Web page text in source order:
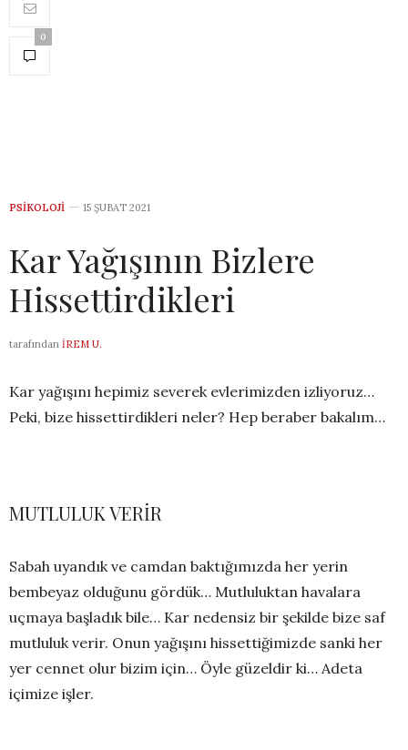
0
PSIKOLOJI 15 ŞUBAT 2021
Kar Yağışının Bizlere
Hissettirdikleri
tarafından İREM U.
Kar yağışını hepimiz severek evlerimizden izliyoruz…
Peki, bize hissettirdikleri neler? Hep beraber bakalım…
MUTLULUK VERİR
Sabah uyandık ve camdan baktığımızda her yerin
bembeyaz olduğunu gördük… Mutluluktan havalara
uçmaya başladık bile… Kar nedensiz bir şekilde bize saf
mutluluk verir. Onun yağışını hissettiğimizde sanki her
yer cennet olur bizim için… Öyle güzeldir ki… Adeta
içimize işler.